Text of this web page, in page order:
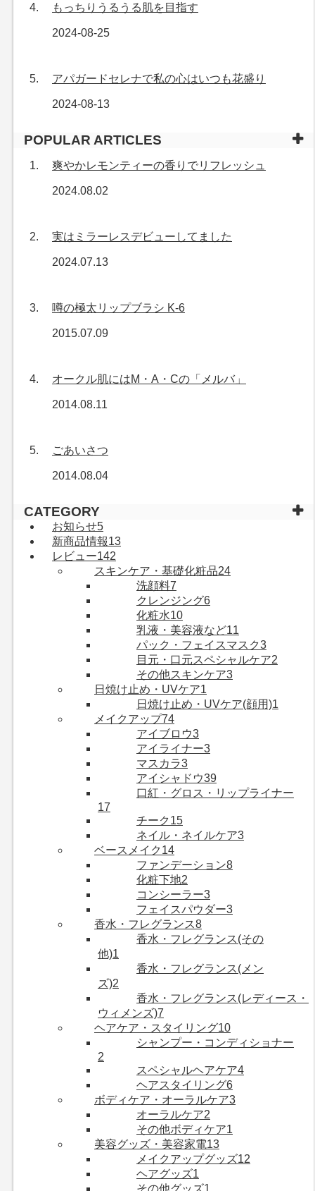
もっちりうるうる肌を目指す
2024-08-25
アパガードセレナで私の心はいつも花盛り
2024-08-13
POPULAR ARTICLES
爽やかレモンティーの香りでリフレッシュ
2024.08.02
実はミラーレスデビューしてました
2024.07.13
噂の極太リップブラシ K-6
2015.07.09
オークル肌にはM・A・Cの「メルバ」
2014.08.11
ごあいさつ
2014.08.04
CATEGORY
お知らせ5
新商品情報13
レビュー142
スキンケア・基礎化粧品24
洗顔料7
クレンジング6
化粧水10
乳液・美容液など11
パック・フェイスマスク3
目元・口元スペシャルケア2
その他スキンケア3
日焼け止め・UVケア1
日焼け止め・UVケア(顔用)1
メイクアップ74
アイブロウ3
アイライナー3
マスカラ3
アイシャドウ39
口紅・グロス・リップライナー
17
チーク 15
ネイル・ネイルケア3
ベースメイク 14
ファンデーション8
化粧下地2
コンシーラー3
フェイスパウダー3
香水・フレグランス8
香水・フレグランス(その
他)1
香水・フレグランス(メン
ズ)2
香水・フレグランス(レディース・
ウィメンズ)7
ヘアケア・スタイリング10
シャンプー・コンディショナー
2
スペシャルヘアケア4
ヘアスタイリング6
ボディケア・オーラルケア3
オーラルケア2
その他ボディケア1
美容グッズ・美容家電13
メイクアップグッズ12
ヘアグッズ1